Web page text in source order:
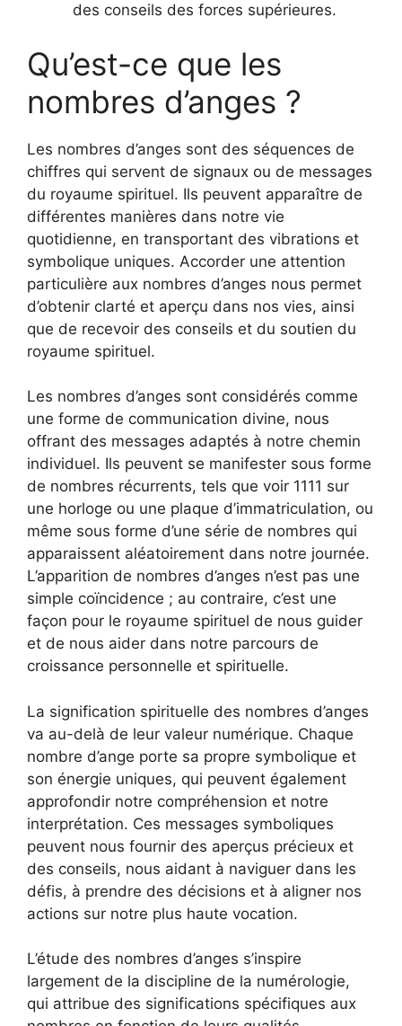
des conseils des forces supérieures.
Qu’est-ce que les
nombres d’anges ?
Les nombres d’anges sont des séquences de
chiffres qui servent de signaux ou de messages
du royaume spirituel. Ils peuvent apparaître de
différentes manières dans notre vie
quotidienne, en transportant des vibrations et
symbolique uniques. Accorder une attention
particulière aux nombres d’anges nous permet
d’obtenir clarté et aperçu dans nos vies, ainsi
que de recevoir des conseils et du soutien du
royaume spirituel.
Les nombres d’anges sont considérés comme
une forme de communication divine, nous
offrant des messages adaptés à notre chemin
individuel. Ils peuvent se manifester sous forme
de nombres récurrents, tels que voir 1111 sur
une horloge ou une plaque d’immatriculation, ou
même sous forme d’une série de nombres qui
apparaissent aléatoirement dans notre journée.
L’apparition de nombres d’anges n’est pas une
simple coïncidence ; au contraire, c’est une
façon pour le royaume spirituel de nous guider
et de nous aider dans notre parcours de
croissance personnelle et spirituelle.
La signification spirituelle des nombres d’anges
va au-delà de leur valeur numérique. Chaque
nombre d’ange porte sa propre symbolique et
son énergie uniques, qui peuvent également
approfondir notre compréhension et notre
interprétation. Ces messages symboliques
peuvent nous fournir des aperçus précieux et
des conseils, nous aidant à naviguer dans les
défis, à prendre des décisions et à aligner nos
actions sur notre plus haute vocation.
L’étude des nombres d’anges s’inspire
largement de la discipline de la numérologie,
qui attribue des significations spécifiques aux